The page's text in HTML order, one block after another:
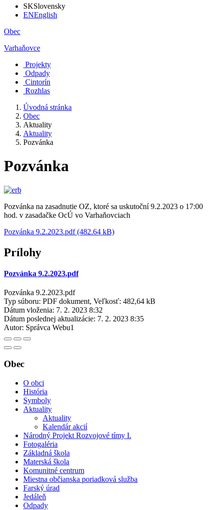
SKSlovensky
ENEnglish
Obec
Varhaňovce
Projekty
Odpady
Cintorín
Rozhlas
Úvodná stránka
Obec
Aktuality
Aktuality
Pozvánka
Pozvánka
Pozvánka na zasadnutie OZ, ktoré sa uskutoční 9.2.2023 o 17:00
hod. v zasadačke OcÚ vo Varhaňovciach
Pozvánka 9.2.2023.pdf (482.64 kB)
Prílohy
Pozvánka 9.2.2023.pdf
Pozvánka 9.2.2023.pdf
Typ súboru: PDF dokument, Veľkosť: 482,64 kB
Dátum vloženia: 7. 2. 2023 8:32
Dátum poslednej aktualizácie: 7. 2. 2023 8:35
Autor: Správca Webu1
Obec
O obci
História
Symboly
Aktuality
Aktuality
Kalendár akcií
Národný Projekt Rozvojové tímy I.
Fotogaléria
Základná škola
Materská škola
Komunitné centrum
Miestna občianska poriadková služba
Farský úrad
Jedáleň
Odpady